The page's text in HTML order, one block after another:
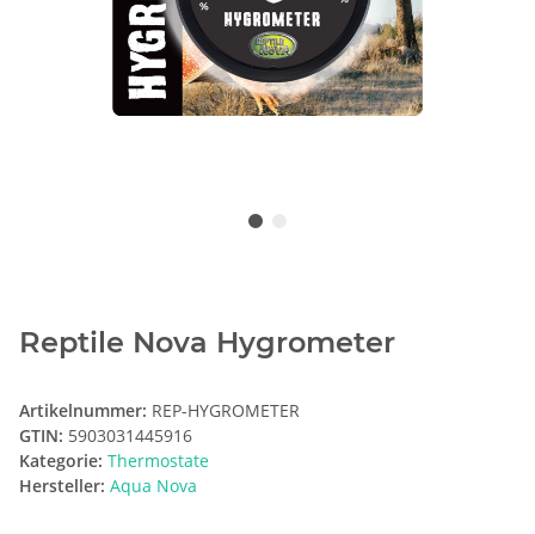
Reptile Nova Hygrometer
Artikelnummer: REP-HYGROMETER
GTIN: 5903031445916
Kategorie: Thermostate
Hersteller: Aqua Nova